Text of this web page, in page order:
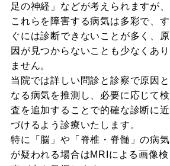
足の神経」などが考えられますが、
これらを障害する病気は多彩で、す
ぐには診断できないことが多く、原
因が見つからないことも少なくあり
ません。
当院では詳しい問診と診察で原因と
なる病気を推測し、必要に応じて検
査を追加することで的確な診断に近
づけるよう診療いたします。
特に「脳」や「脊椎・脊髄」の病気
が疑われる場合はMRIによる画像検